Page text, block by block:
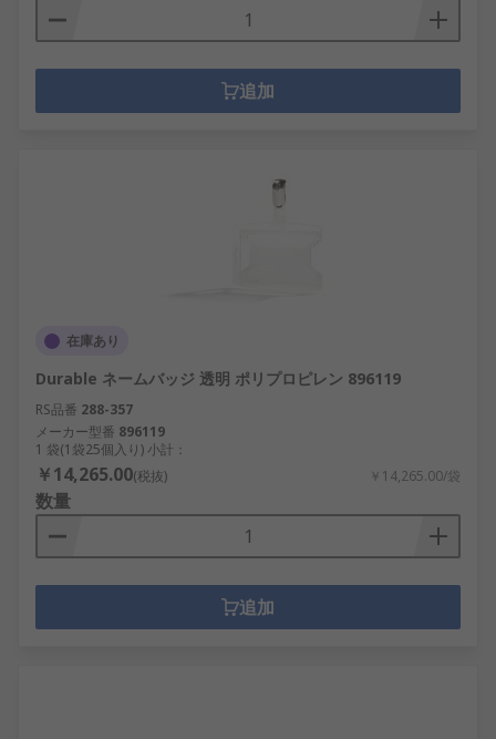
追加
在庫あり
Durable ネームバッジ 透明 ポリプロピレン 896119
RS品番 288-357
メーカー型番 896119
1 袋(1袋25個入り) 小計：
￥14,265.00(税抜) ￥14,265.00/袋
数量
追加